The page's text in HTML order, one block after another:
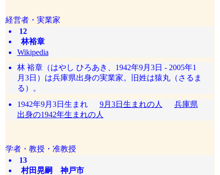
経営者・実業家
12
林裕章
Wikipedia
林 裕章（はやし ひろあき、1942年9月3日 - 2005年1
月3日）は兵庫県出身の実業家。旧姓は猿丸（さるま
る）。
1942年9月3日生まれ 9月3日生まれの人
兵庫県
出身の1942年生まれの人
学者・教授・准教授
13
村田晃嗣 神戸市